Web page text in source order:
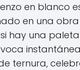
en blanco
en una
hay una
ternura,